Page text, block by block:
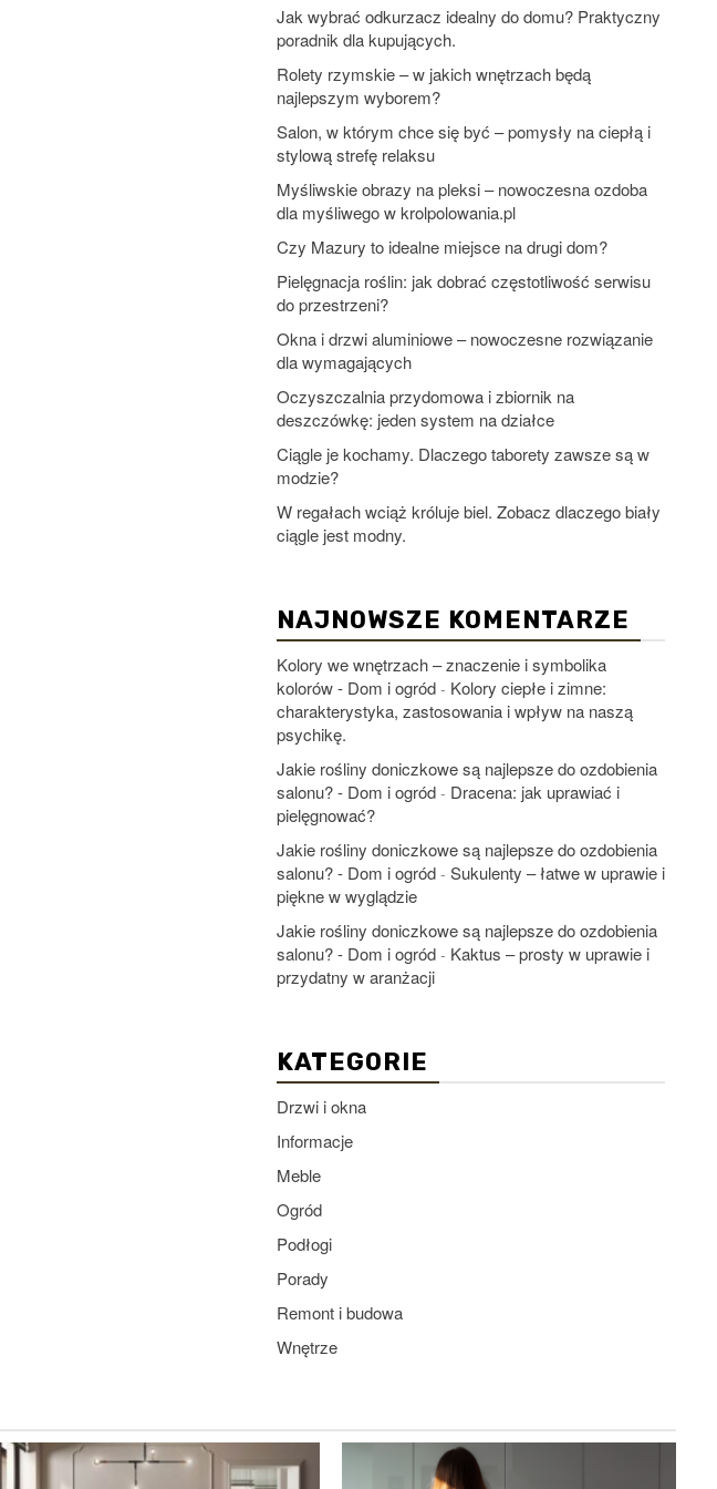
Jak wybrać odkurzacz idealny do domu? Praktyczny
poradnik dla kupujących.
Rolety rzymskie – w jakich wnętrzach będą
najlepszym wyborem?
Salon, w którym chce się być – pomysły na ciepłą i
stylową strefę relaksu
Myśliwskie obrazy na pleksi – nowoczesna ozdoba
dla myśliwego w krolpolowania.pl
Czy Mazury to idealne miejsce na drugi dom?
Pielęgnacja roślin: jak dobrać częstotliwość serwisu
do przestrzeni?
Okna i drzwi aluminiowe – nowoczesne rozwiązanie
dla wymagających
Oczyszczalnia przydomowa i zbiornik na
deszczówkę: jeden system na działce
Ciągle je kochamy. Dlaczego taborety zawsze są w
modzie?
W regałach wciąż króluje biel. Zobacz dlaczego biały
ciągle jest modny.
NAJNOWSZE KOMENTARZE
Kolory we wnętrzach – znaczenie i symbolika
kolorów - Dom i ogród - Kolory ciepłe i zimne:
charakterystyka, zastosowania i wpływ na naszą
psychikę.
Jakie rośliny doniczkowe są najlepsze do ozdobienia
salonu? - Dom i ogród - Dracena: jak uprawiać i
pielęgnować?
Jakie rośliny doniczkowe są najlepsze do ozdobienia
salonu? - Dom i ogród - Sukulenty – łatwe w uprawie i
piękne w wyglądzie
Jakie rośliny doniczkowe są najlepsze do ozdobienia
salonu? - Dom i ogród - Kaktus – prosty w uprawie i
przydatny w aranżacji
KATEGORIE
Drzwi i okna
Informacje
Meble
Ogród
Podłogi
Porady
Remont i budowa
Wnętrze